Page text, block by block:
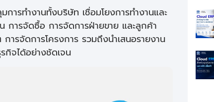
รทำงานทั้งบริษัท เชื่อมโยงการทำงานและ
การจัดซื้อ การจัดการฝ่ายขาย และลูกค้า
รจัดการโครงการ รวมถึงนำเสนอรายงาน
รกิจได้อย่างชัดเจน